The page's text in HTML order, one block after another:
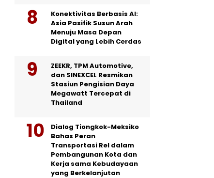
Konektivitas Berbasis AI:
Asia Pasifik Susun Arah
Menuju Masa Depan
Digital yang Lebih Cerdas
ZEEKR, TPM Automotive,
dan SINEXCEL Resmikan
Stasiun Pengisian Daya
Megawatt Tercepat di
Thailand
Dialog Tiongkok-Meksiko
Bahas Peran
Transportasi Rel dalam
Pembangunan Kota dan
Kerja sama Kebudayaan
yang Berkelanjutan